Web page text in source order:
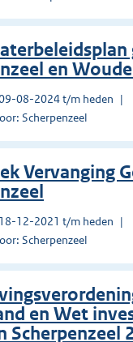
en
08-2024 t/m heden
Scherpenzeel
Vervanging
12-2021 t/m heden
Scherpenzeel
en Wet
Scherpenzeel